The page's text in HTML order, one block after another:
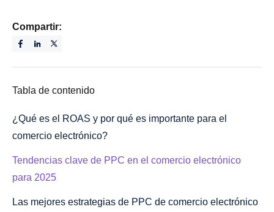
Compartir:
Tabla de contenido
¿Qué es el ROAS y por qué es importante para el
comercio electrónico?
Tendencias clave de PPC en el comercio electrónico
para 2025
Las mejores estrategias de PPC de comercio electrónico